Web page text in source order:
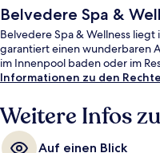
Belvedere Spa &
Belvedere Spa & Wellness
garantiert einen wunderbaren
im Innenpool baden oder im
Informationen zu den
Weitere Infos
Auf einen Blick